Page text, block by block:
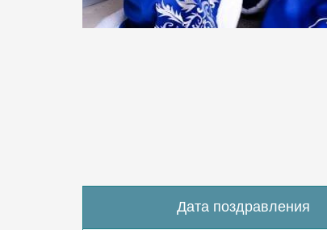
Дата поздравления